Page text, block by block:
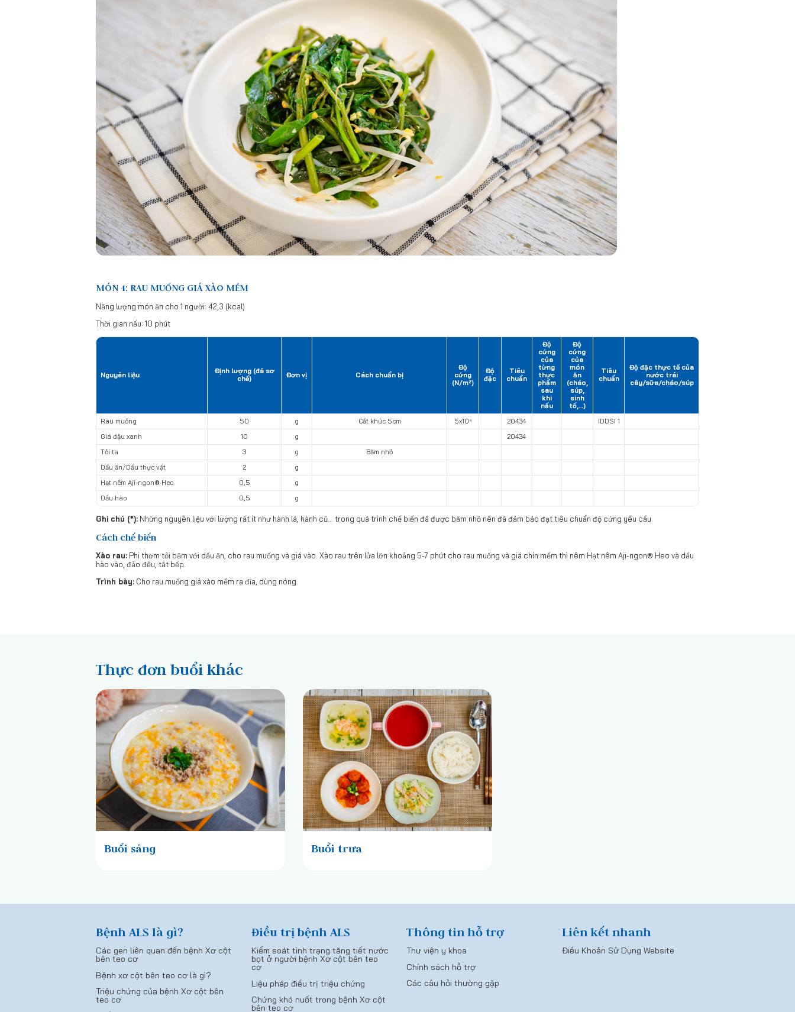
MÓN 4: RAU MUỐNG GIÁ XÀO MỀM
Năng lượng món ăn cho 1 người: 42,3 (kcal)
Thời gian nấu: 10 phút
Nguyên liệu
Định lượng (đã sơ
chế)
Đơn vị Cách chuẩn bị
Độ
cứng
(N/m²)
Độ
đặc
Tiêu
chuẩn
Độ
cứng
của
từng
thực
phẩm
sau
khi
nấu
Độ
cứng
của
món
ăn
(cháo,
súp,
sinh
tố,…)
Tiêu
chuẩn
Độ đặc thực tế của
nước trái
cây/sữa/cháo/súp
Rau muống 50 g Cắt khúc 5cm 5x10⁴ 20434
IDDSI 1
Giá đậu xanh
10 g
20434
Tỏi ta
3 g
Băm nhỏ
Dầu ăn/Dầu thực vật
2
g
Hạt nêm Aji-ngon® Heo
0,5
g
Dầu hào
0,5 g
Ghi chú (*): Những nguyên liệu với lượng rất ít như hành lá, hành củ... trong quá trình chế biến đã được băm nhỏ nên đã đảm bảo đạt tiêu chuẩn độ cứng yêu cầu.
Cách chế biến
Xào rau: Phi thơm tỏi băm với dầu ăn, cho rau muống và giá vào. Xào rau trên lửa lớn khoảng 5-7 phút cho rau muống và giá chín mềm thì nêm Hạt nêm Aji-ngon® Heo và dầu
hào vào, đảo đều, tắt bếp.
Trình bày: Cho rau muống giá xào mềm ra đĩa, dùng nóng.
Thực đơn buổi khác
Buổi sáng Buổi trưa
Bệnh ALS là gì?
Các gen liên quan đến bệnh Xơ cột
bên teo cơ
Bệnh xơ cột bên teo cơ là gì?
Triệu chứng của bệnh Xơ cột bên
teo cơ
Điều trị bệnh ALS
Kiểm soát tình trạng tăng tiết nước
bọt ở người bệnh Xơ cột bên teo
cơ
Liệu pháp điều trị triệu chứng
Chứng khó nuốt trong bệnh Xơ cột
bên teo cơ
Thông tin hỗ trợ
Thư viện y khoa
Chính sách hỗ trợ
Các câu hỏi thường gặp
Liên kết nhanh
Điều Khoản Sử Dụng Website